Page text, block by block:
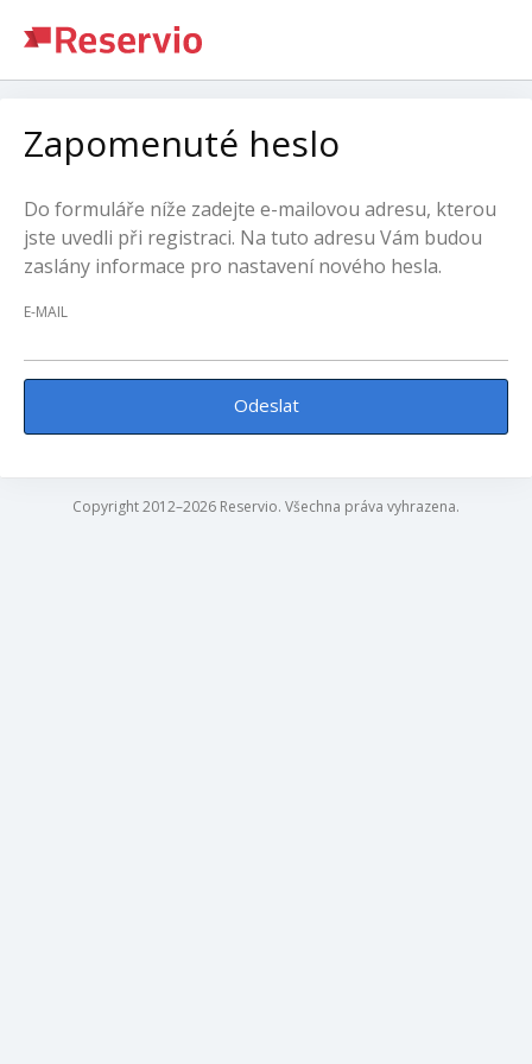
Zapomenuté heslo
Do formuláře níže zadejte e-mailovou adresu, kterou
jste uvedli při registraci. Na tuto adresu Vám budou
zaslány informace pro nastavení nového hesla.
E-MAIL
Odeslat
Copyright 2012–2026 Reservio. Všechna práva vyhrazena.